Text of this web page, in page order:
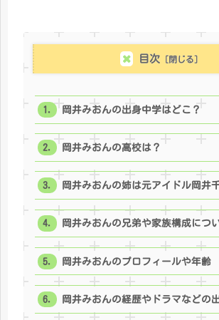
目次
岡井みおんの出身中学はどこ？
岡井みおんの高校は？
岡井みおんの姉は元アイドル岡井
岡井みおんの兄弟や家族構成につ
岡井みおんのプロフィールや年齢
岡井みおんの経歴やドラマなどの